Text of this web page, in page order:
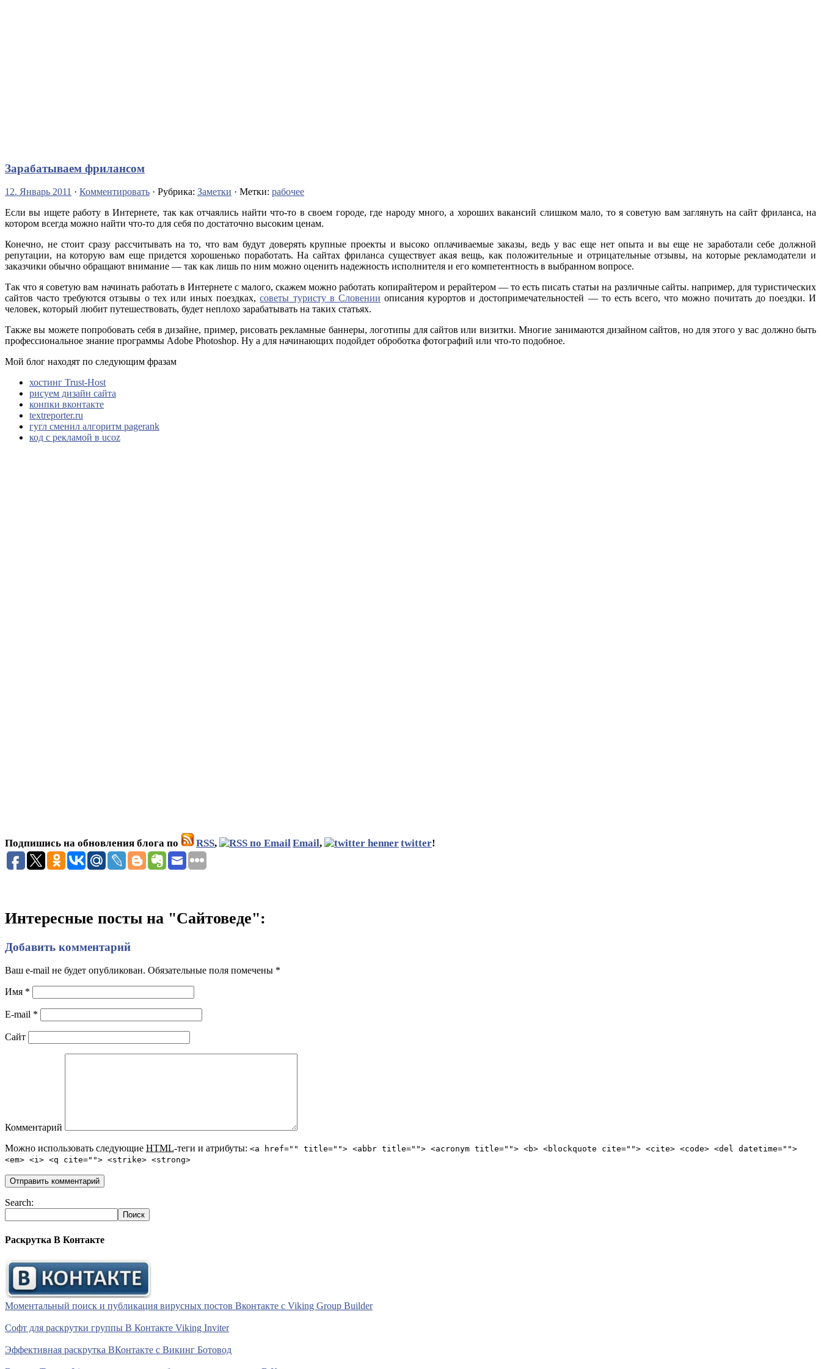
Зарабатываем фрилансом
12. Январь 2011 · Комментировать · Рубрика: Заметки · Метки: рабочее
Если вы ищете работу в Интернете, так как отчаялись найти что-то в своем городе, где народу много, а хороших вакансий слишком мало, то я советую вам заглянуть на сайт фриланса, на
котором всегда можно найти что-то для себя по достаточно высоким ценам.
Конечно, не стоит сразу рассчитывать на то, что вам будут доверять крупные проекты и высоко оплачиваемые заказы, ведь у вас еще нет опыта и вы еще не заработали себе должной
репутации, на которую вам еще придется хорошенько поработать. На сайтах фриланса существует акая вещь, как положительные и отрицательные отзывы, на которые рекламодатели и
заказчики обычно обращают внимание — так как лишь по ним можно оценить надежность исполнителя и его компетентность в выбранном вопросе.
Так что я советую вам начинать работать в Интернете с малого, скажем можно работать копирайтером и рерайтером — то есть писать статьи на различные сайты. например, для туристических
сайтов часто требуются отзывы о тех или иных поездках,советы туристу в Словении описания курортов и достопримечательностей — то есть всего, что можно почитать до поездки. И
человек, который любит путешествовать, будет неплохо зарабатывать на таких статьях.
Также вы можете попробовать себя в дизайне, пример, рисовать рекламные баннеры, логотипы для сайтов или визитки. Многие занимаются дизайном сайтов, но для этого у вас должно быть
профессиональное знание программы Adobe Photoshop. Ну а для начинающих подойдет оброботка фотографий или что-то подобное.
Мой блог находят по следующим фразам
хостинг Trust-Host
рисуем дизайн сайта
конпки вконтакте
textreporter.ru
гугл сменил алгоритм pagerank
код с рекламой в ucoz
Подпишись на обновления блога по RSS, Email, twitter!
Интересные посты на "Сайтоведе":
Добавить комментарий
Ваш e-mail не будет опубликован. Обязательные поля помечены *
Имя *
E-mail *
Сайт
Комментарий
Можно использовать следующие HTML-теги и атрибуты: <a href="" title=""> <abbr title=""> <acronym title=""> <b> <blockquote cite=""> <cite> <code> <del datetime="">
<em> <i> <q cite=""> <strike> <strong>
Search:
Раскрутка В Контакте
Моментальный поиск и публикация вирусных постов Вконтакте с Viking Group Builder
Софт для раскрутки группы В Контакте Viking Inviter
Эффективная раскрутка ВКонтакте с Викинг Ботовод